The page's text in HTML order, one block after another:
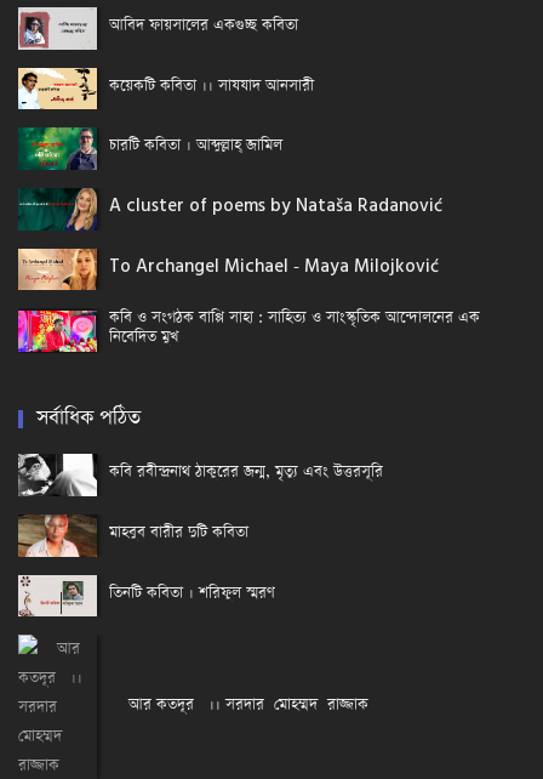
আবিদ ফায়সালের একগুচ্ছ কবিতা
কয়েকটি কবিতা ।। সাযযাদ আনসারী
চারটি কবিতা । আব্দুল্লাহ্ জামিল
A cluster of poems by Nataša Radanović
To Archangel Michael - Maya Milojković
কবি ও সংগঠক বাপ্পি সাহা : সাহিত্য ও সাংস্কৃতিক আন্দোলনের এক
নিবেদিত মুখ
সর্বাধিক পঠিত
কবি রবীন্দ্রনাথ ঠাকুরের জন্ম, মৃত্যু এবং উত্তরসূরি
মাহবুব বারীর দুটি কবিতা
তিনটি কবিতা । শরিফুল স্মরণ
আর কতদূর ।। সরদার মোহম্মদ রাজ্জাক